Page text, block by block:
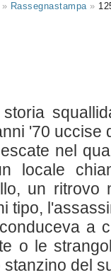
» Rassegnastampa»
'70 uccise
nel
locale
un ritrovo
tipo,
a
o le
del